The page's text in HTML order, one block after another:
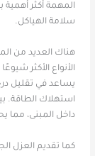
المهمة أكثر
سلامة الهياكل.
هناك العديد من
الأنواع الأكثر
يساعد في تقليل
استهلاك الطاقة.
داخل المبنى، مما
كما تقديم العزل